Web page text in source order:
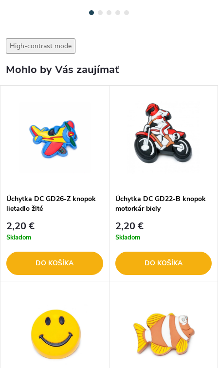
High-contrast mode
Mohlo by Vás zaujímať
Úchytka DC GD26-Z knopok
lietadlo žlté
2,20 €
Skladom
DO KOŠÍKA
Úchytka DC GD22-B knopok
motorkár biely
2,20 €
Skladom
DO KOŠÍKA